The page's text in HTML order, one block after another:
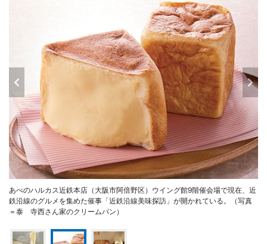
あべのハルカス近鉄本店（大阪市阿倍野区）ウイング館9階催会場で現在、近
鉄沿線のグルメを集めた催事「近鉄沿線美味探訪」が開かれている。（写真
＝泰 寺西さん家のクリームパン）